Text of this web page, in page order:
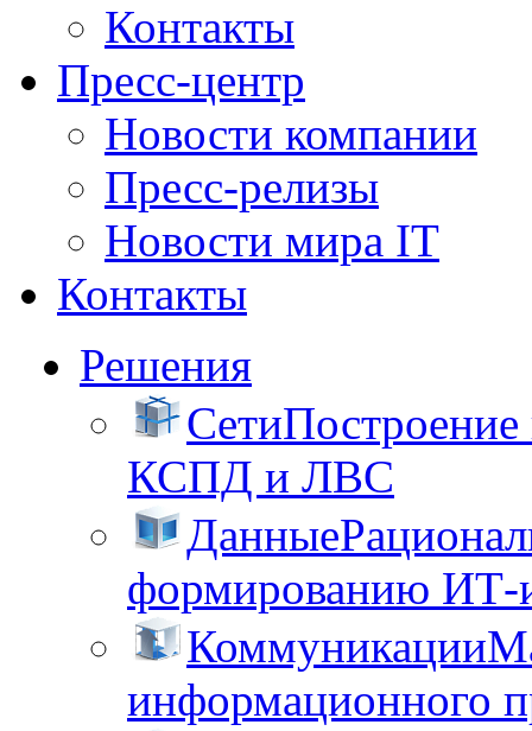
Контакты
Пресс-центр
Новости компании
Пресс-релизы
Новости мира IT
Контакты
Решения
Сети
КСПД и ЛВС
Данные
формированию ИТ-
Коммуникации
информационного